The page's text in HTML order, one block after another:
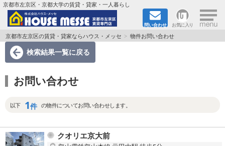
京都市左京区・京都大学の賃貸・貸家・一人暮らし
問い合わせ お気に入り ×
TOPページ
地図から検索
地域から検索
京都大学＆京都芸術大学生さんに
書類DL & 入居者さまへ
京都市左京区の賃貸・貸家ならハウス・メッセ 物件お問い合わせ
検索結果一覧に戻る
お問い合わせ
以下 1件 の物件についてお問い合わせします。
クオリエ京大前